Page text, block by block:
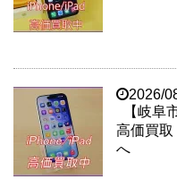
2026/
【岐阜
高価買取
へ